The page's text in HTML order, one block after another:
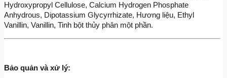
Hydroxypropyl Cellulose, Calcium Hydrogen Phosphate
Anhydrous, Dipotassium Glycyrrhizate, Hương liệu, Ethyl
Vanillin, Vanillin, Tinh bột thủy phân một phần.
Bảo quản và xử lý: